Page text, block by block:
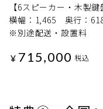
【6スピーカー・木製鍵
横幅：1,465 奥行：
※別途配送・設置料
¥ 715,000 税込